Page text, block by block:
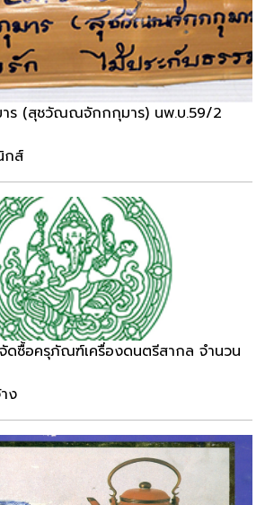
ร (สุชวัณณจักกกุมาร) นพ.บ.59/2
กส์
ดซื้อครุภัณฑ์เครื่องดนตรีสากล จำนวน
ง